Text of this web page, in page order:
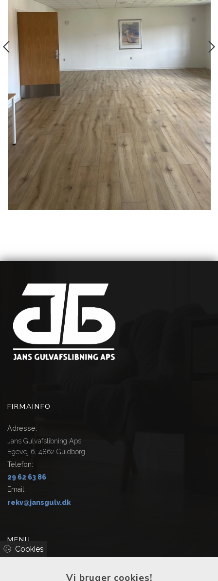
FIRMAINFO
Adresse:
Jans Gulvafslibning Aps
Egevej 6, 4862 Guldborg
Telefon:
29 62 63 86
Email:
rekv@jansgulv.dk
MENU
Cookies
Vi bruger cookies!